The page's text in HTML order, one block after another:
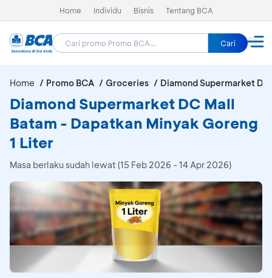
Home Individu Bisnis Tentang BCA
Cari
Home Promo BCA Groceries Diamond Supermarket
Diamond Supermarket DC Mall
Batam - Dapatkan Minyak Goreng
1 Liter
Masa berlaku sudah lewat (15 Feb 2026 - 14 Apr 2026)